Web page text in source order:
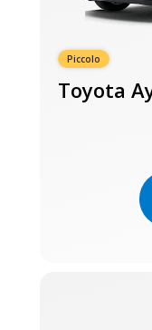
Piccolo
Toyota